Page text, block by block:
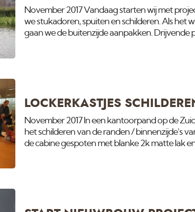
November 2017 Vandaag starten wij met
we stukadoren, spuiten en schilderen. Als het
gaan we de buitenzijde aanpakken. Drijvende
LOCKERKASTJES
November 2017 In een kantoorpand op de
het schilderen van de randen / binnenzijde's
de cabine gespoten met blanke 2k matte lak